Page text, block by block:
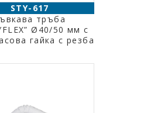
STY-617
тръба
Ø40/50 мм с
гайка с резба